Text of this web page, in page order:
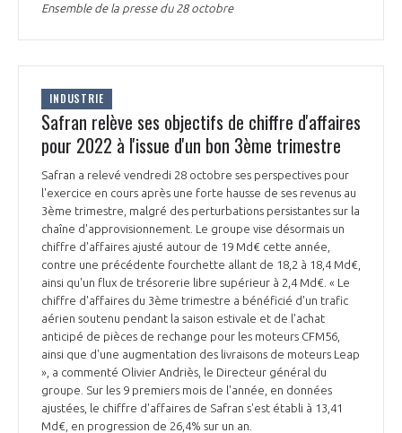
LA MÉDIATION AU-DELÀ DE LA FILIÈRE AÉRONAUTIQUE ET SPATIALE
LES ENJEUX
EMPLOI & FORMATION
ENVIRONNEMENT
INNOVATION
INTERNATIONALISATION
LES PUBLICATIONS
DOCUMENTS & BROCHURES
RAPPORTS D'ACTIVITÉS
Ensemble de la presse du 28 octobre
INDUSTRIE
Safran relève ses objectifs de chiffre d'affaires
pour 2022 à l'issue d'un bon 3ème trimestre
Safran a relevé vendredi 28 octobre ses perspectives pour
l'exercice en cours après une forte hausse de ses revenus au
3ème trimestre, malgré des perturbations persistantes sur la
chaîne d'approvisionnement. Le groupe vise désormais un
chiffre d'affaires ajusté autour de 19 Md€ cette année,
contre une précédente fourchette allant de 18,2 à 18,4 Md€,
ainsi qu'un flux de trésorerie libre supérieur à 2,4 Md€. « Le
chiffre d'affaires du 3ème trimestre a bénéficié d'un trafic
aérien soutenu pendant la saison estivale et de l'achat
anticipé de pièces de rechange pour les moteurs CFM56,
ainsi que d'une augmentation des livraisons de moteurs Leap
», a commenté Olivier Andriès, le Directeur général du
groupe. Sur les 9 premiers mois de l'année, en données
ajustées, le chiffre d'affaires de Safran s'est établi à 13,41
Md€, en progression de 26,4% sur un an.